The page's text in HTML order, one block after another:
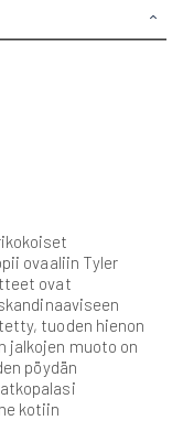
ovaaliin Tyler
ovat
tuoden hienon
jalkojen muoto on
pöydän
kotiin